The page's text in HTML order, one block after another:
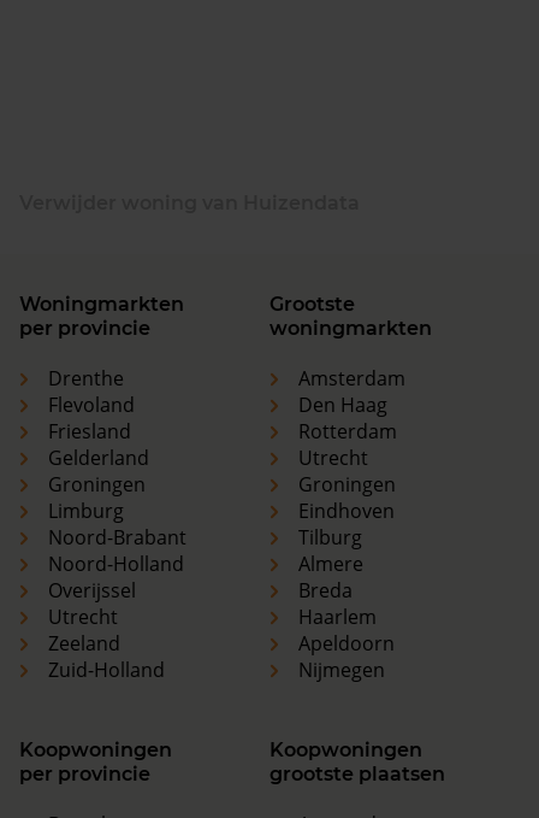
Woningmarkten
per provincie
Drenthe
Flevoland
Friesland
Gelderland
Groningen
Limburg
Noord-Brabant
Noord-Holland
Overijssel
Utrecht
Zeeland
Zuid-Holland
Grootste
woningmarkten
Amsterdam
Den Haag
Rotterdam
Utrecht
Groningen
Eindhoven
Tilburg
Almere
Breda
Haarlem
Apeldoorn
Nijmegen
Koopwoningen
per provincie
Koopwoningen
grootste plaatsen